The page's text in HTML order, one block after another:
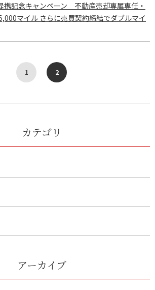
携記念キャンペーン 不動産売却専属専任・
マイル さらに売買契約締結でダブルマイ
1 2
カテゴリ
アーカイブ